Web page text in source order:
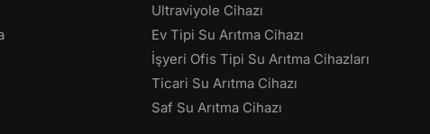
Ultraviyole Cihazı
Ev Tipi Su Arıtma Cihazı
İşyeri Ofis Tipi Su Arıtma Cihazları
Ticari Su Arıtma Cihazı
Saf Su Arıtma Cihazı